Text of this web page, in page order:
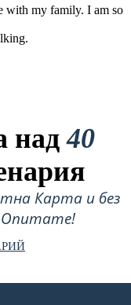
with my family. I am so
над40
Карта и без
Опитате!